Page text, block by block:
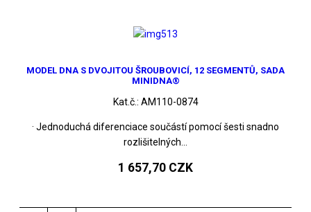
MODEL DNA S DVOJITOU ŠROUBOVICÍ, 12 SEGMENTŮ, SADA
MINIDNA®
Kat.č.: AM110-0874
· Jednoduchá diferenciace součástí pomocí šesti snadno
rozlišitelných...
1 657,70 CZK